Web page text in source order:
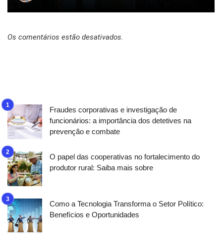
Os comentários estão desativados.
Fraudes corporativas e investigação de
funcionários: a importância dos detetives na
prevenção e combate
O papel das cooperativas no fortalecimento do
produtor rural: Saiba mais sobre
Como a Tecnologia Transforma o Setor Político:
Benefícios e Oportunidades